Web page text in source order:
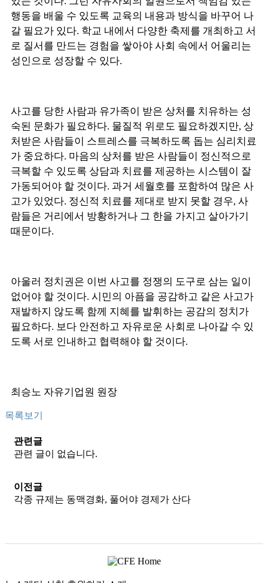
행동을 배울 수 있도록 교육의 내용과 방식을 바꾸어 나
갈 필요가 있다. 학교 내에서 다양한 축제를 개최하고 서
로 질서를 만드는 경험을 쌓아야 사회 속에서 어울리는
성인으로 성장할 수 있다.
사고를 당한 사람과 유가족이 받은 상처를 치유하는 성
숙된 문화가 필요하다. 물질적 위로도 필요하겠지만, 상
처받은 사람들이 스트레스를 극복하도록 돕는 심리치료
가 중요하다. 마음의 상처를 받은 사람들이 정신적으로
극복할 수 있도록 상담과 치료를 제공하는 시스템이 잘
가동되어야 할 것이다. 과거 세월호를 포함하여 많은 사
고가 있었다. 정신적 치료를 제대로 받지 못할 경우, 사
람들은 거리에서 방황하거나 그 한을 가지고 살아가기
때문이다.
아울러 정치권은 이번 사고를 정쟁의 도구로 삼는 일이
없어야 할 것이다. 시민의 아픔을 공감하고 같은 사고가
재발하지 않도록 함께 지혜를 발휘하는 공감의 정치가
필요하다. 보다 안전하고 자유로운 사회로 나아갈 수 있
도록 서로 인내하고 협력해야 할 것이다.
최승노 자유기업원 원장
목록보기
관련글
관련 글이 없습니다.
이전글
각종 규제는 동맥경화, 풀어야 경제가 산다